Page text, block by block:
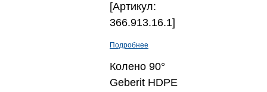
[Артикул:
366.913.16.1]
Подробнее
Колено 90°
Geberit HDPE